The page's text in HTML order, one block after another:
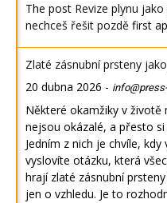
The post Revize plynu
nechceš řešit pozdě first
Zlaté zásnubní prsteny
20 dubna 2026 -
Některé okamžiky v životě
nejsou okázalé, a přesto
Jedním z nich je chvíle,
vyslovíte otázku, která
hrají zlaté zásnubní
jen o vzhledu. Je to